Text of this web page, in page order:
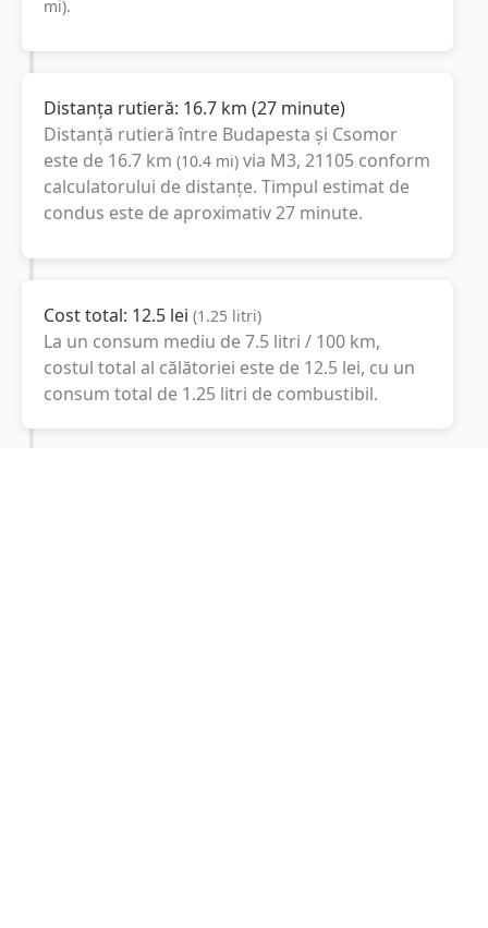
mi).
Distanța rutieră: 16.7 km (27 minute)
Distanță rutieră între Budapesta și Csomor
este de 16.7 km (10.4 mi) via M3, 21105 conform
calculatorului de distanțe. Timpul estimat de
condus este de aproximativ27 minute.
Cost total: 12.5 lei (1.25 litri)
La un consum mediu de7.5 litri / 100 km,
costul total al călătoriei este de 12.5 lei, cu un
consum total de 1.25 litri de combustibil.